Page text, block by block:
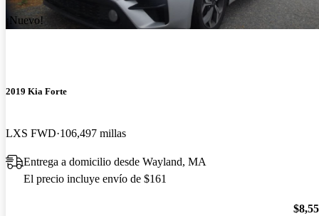
¡Nuevo!
2019 Kia Forte
LXS FWD 106,497 millas
Entrega a domicilio desde Wayland, MA
El precio incluye envío de $161